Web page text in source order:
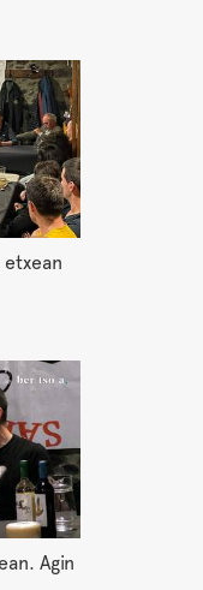
etxean
Agin